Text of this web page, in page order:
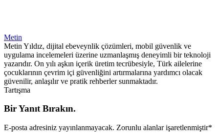
Metin
Metin Yıldız, dijital ebeveynlik çözümleri, mobil güvenlik ve
uygulama incelemeleri üzerine uzmanlaşmış deneyimli bir teknoloji
yazarıdır. On yılı aşkın içerik üretim tecrübesiyle, Türk ailelerine
çocuklarının çevrim içi güvenliğini artırmalarına yardımcı olacak
güvenilir, anlaşılır ve pratik rehberler sunmaktadır.
Tartışma
Bir Yanıt Bırakın.
E-posta adresiniz yayınlanmayacak. Zorunlu alanlar işaretlenmiştir*